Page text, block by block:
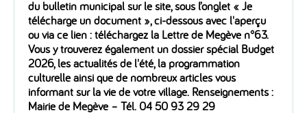
du bulletin municipal sur le site, sous l’onglet « Je
télécharge un document », ci-dessous avec l'aperçu
ou via ce lien : téléchargez la Lettre de Megève n°63.
Vous y trouverez également un dossier spécial Budget
2026, les actualités de l'été, la programmation
culturelle ainsi que de nombreux articles vous
informant sur la vie de votre village. Renseignements :
Mairie de Megève – Tél. 04 50 93 29 29